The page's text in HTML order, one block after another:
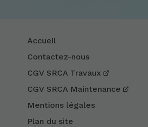
Accueil
Contactez-nous
CGV SRCA Travaux
CGV SRCA Maintenance
Mentions légales
Plan du site